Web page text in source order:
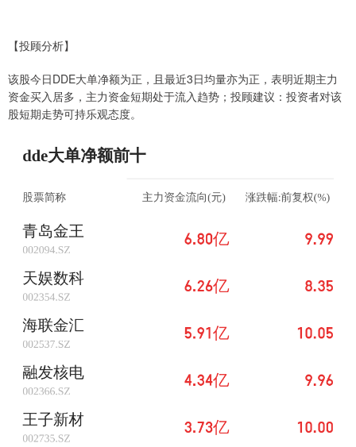
【投顾分析】
该股今日DDE大单净额为正，且最近3日均量亦为正，表明近期主力
资金买入居多，主力资金短期处于流入趋势；投顾建议：投资者对该
股短期走势可持乐观态度。